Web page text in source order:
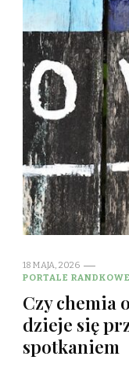
18 MAJA, 2026
PORTALE RANDKOWE
Czy chemia
dzieje się
spotkaniem